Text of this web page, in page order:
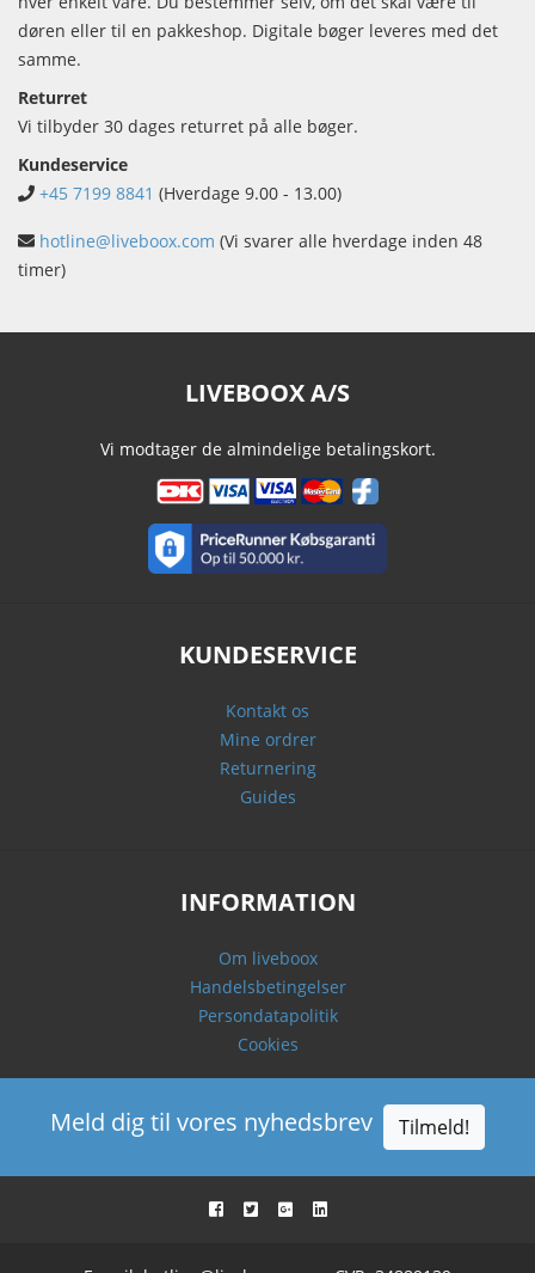
døren eller til en pakkeshop. Digitale bøger leveres med det
samme.
Returret
Vi tilbyder 30 dages returret på alle bøger.
Kundeservice
+45 7199 8841 (Hverdage 9.00 - 13.00)
hotline@liveboox.com (Vi svarer alle hverdage inden 48
timer)
LIVEBOOX A/S
Vi modtager de almindelige betalingskort.
KUNDESERVICE
Kontakt os
Mine ordrer
Returnering
Guides
INFORMATION
Om liveboox
Handelsbetingelser
Persondatapolitik
Cookies
Meld dig til vores nyhedsbrev Tilmeld!